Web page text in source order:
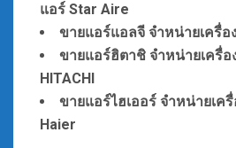
แอร์ Star Aire
ขายแอร์แอลจี จำหน่ายเครื่อ
ขายแอร์ฮิตาชิ จำหน่ายเครื่อ
HITACHI
ขายแอร์ไฮเออร์ จำหน่ายเค
Haier